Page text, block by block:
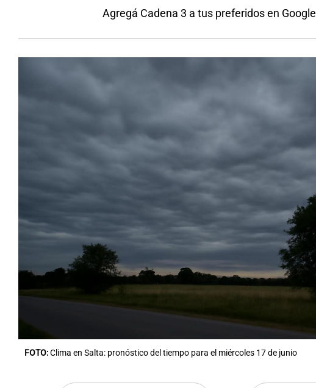
Agregá Cadena 3 a tus preferidos en Google
FOTO:Clima en Salta: pronóstico del tiempo para el miércoles 17 de junio